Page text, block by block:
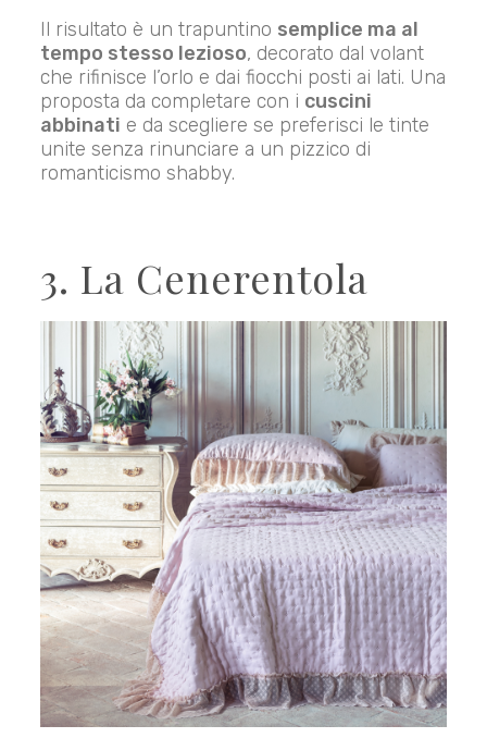
Il risultato è un trapuntino semplice ma al
tempo stesso lezioso, decorato dal volant
che rifinisce l’orlo e dai fiocchi posti ai lati. Una
proposta da completare con i cuscini
abbinati e da scegliere se preferisci le tinte
unite senza rinunciare a un pizzico di
romanticismo shabby.
3. La Cenerentola